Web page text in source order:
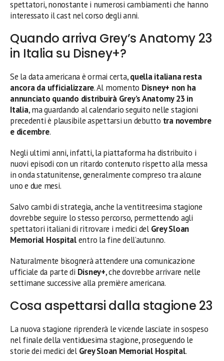
spettatori, nonostante i numerosi cambiamenti che hanno
interessato il cast nel corso degli anni.
Quando arriva Grey’s Anatomy 23
in Italia su Disney+?
Se la data americana è ormai certa,quella italiana resta
ancora da ufficializzare. Al momento Disney+ non ha
annunciato quando distribuirà Grey’s Anatomy 23 in
Italia, ma guardando al calendario seguito nelle stagioni
precedenti è plausibile aspettarsi un debutto tra novembre
e dicembre.
Negli ultimi anni, infatti, la piattaforma ha distribuito i
nuovi episodi con un ritardo contenuto rispetto alla messa
in onda statunitense, generalmente compreso tra alcune
uno e due mesi.
Salvo cambi di strategia, anche la ventitreesima stagione
dovrebbe seguire lo stesso percorso, permettendo agli
spettatori italiani di ritrovare i medici del Grey Sloan
Memorial Hospitalentro la fine dell’autunno.
Naturalmente bisognerà attendere una comunicazione
ufficiale da parte di Disney+, che dovrebbe arrivare nelle
settimane successive alla première americana.
Cosa aspettarsi dalla stagione 23
La nuova stagione riprenderà le vicende lasciate in sospeso
nel finale della ventiduesima stagione, proseguendo le
storie dei medici del Grey Sloan Memorial Hospital.